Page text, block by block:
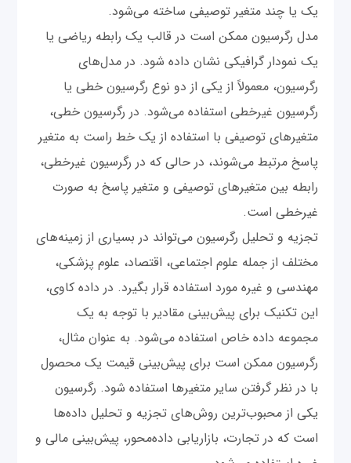
یک یا چند متغیر توصیفی ساخته می‌شود.
مدل رگرسیون ممکن است در قالب یک رابطه ریاضی یا
یک نمودار گرافیکی نشان داده شود. در مدل‌های
رگرسیون، معمولاً از یکی از دو نوع رگرسیون خطی یا
رگرسیون غیرخطی استفاده می‌شود. در رگرسیون خطی،
متغیرهای توصیفی با استفاده از یک خط راست به متغیر
پاسخ مرتبط می‌شوند، در حالی که در رگرسیون غیرخطی،
رابطه بین متغیرهای توصیفی و متغیر پاسخ به صورت
غیرخطی است.
تجزیه و تحلیل رگرسیون می‌تواند در بسیاری از زمینه‌های
مختلف از جمله علوم اجتماعی، اقتصاد، علوم پزشکی،
مهندسی و غیره مورد استفاده قرار بگیرد. در داده کاوی،
این تکنیک برای پیش‌بینی مقادیر با توجه به یک
مجموعه داده خاص استفاده می‌شود. به عنوان مثال،
رگرسیون ممکن است برای پیش‌بینی قیمت یک محصول
با در نظر گرفتن سایر متغیرها استفاده شود. رگرسیون
یکی از محبوب‌ترین روش‌های تجزیه و تحلیل داده‌ها
است که در تجارت، بازاریابی داده‌محور، پیش‌بینی مالی و